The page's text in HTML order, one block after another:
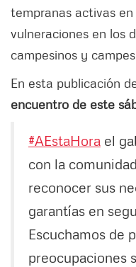
tempranas activas
vulneraciones en los
campesinos y
En esta publicación
encuentro de este
#AEstaHora el
con la
reconocer sus
garantías en
Escuchamos de
preocupaciones